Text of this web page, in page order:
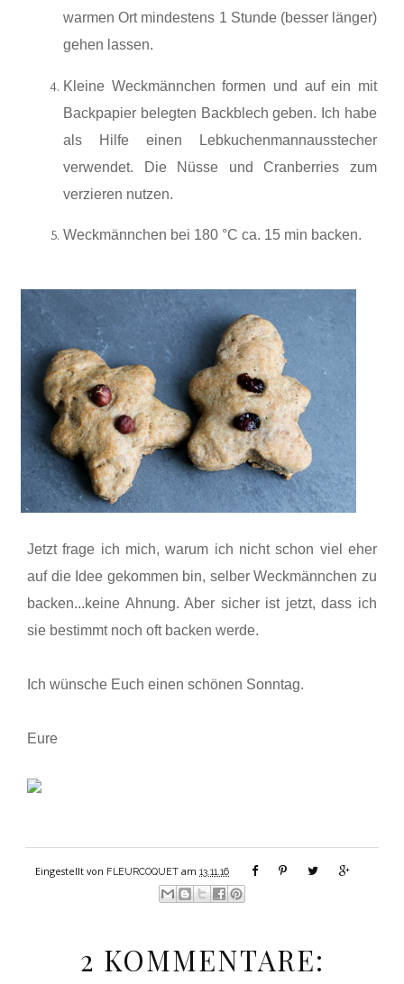
warmen Ort mindestens 1 Stunde (besser länger)
gehen lassen.
Kleine Weckmännchen formen und auf ein mit
Backpapier belegten Backblech geben. Ich habe
als Hilfe einen Lebkuchenmannausstecher
verwendet. Die Nüsse und Cranberries zum
verzieren nutzen.
Weckmännchen bei 180 °C ca. 15 min backen.
Jetzt frage ich mich, warum ich nicht schon viel eher
auf die Idee gekommen bin, selber Weckmännchen zu
backen...keine Ahnung. Aber sicher ist jetzt, dass ich
sie bestimmt noch oft backen werde.
Ich wünsche Euch einen schönen Sonntag.
Eure
Eingestellt von FLEURCOQUET am13.11.16
2 KOMMENTARE: